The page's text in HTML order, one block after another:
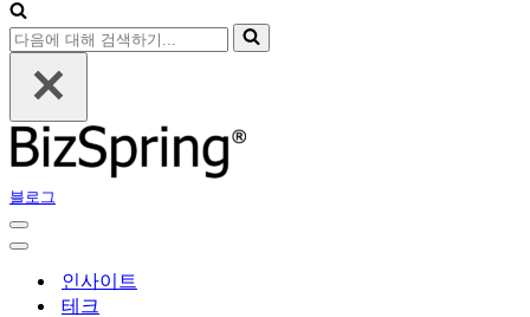
다
음
해
검
하
기...
블로그
내
비
내
인사이트
테크